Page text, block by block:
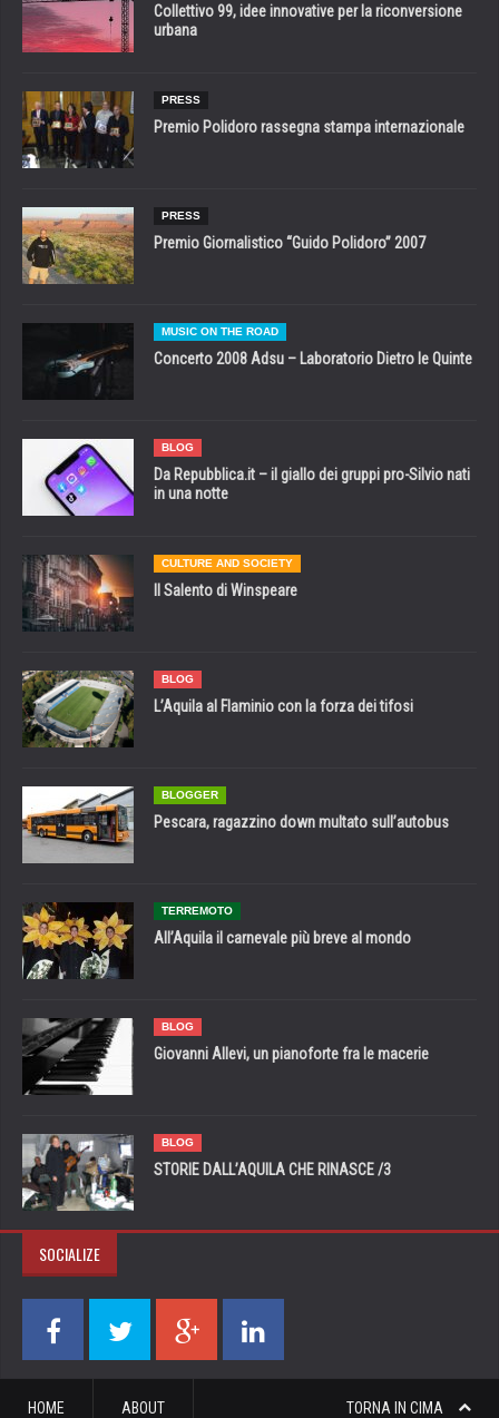
Collettivo 99, idee innovative per la riconversione
urbana
PRESS
Premio Polidoro rassegna stampa internazionale
PRESS
Premio Giornalistico “Guido Polidoro” 2007
MUSIC ON THE ROAD
Concerto 2008 Adsu – Laboratorio Dietro le Quinte
BLOG
Da Repubblica.it – il giallo dei gruppi pro-Silvio nati
in una notte
CULTURE AND SOCIETY
Il Salento di Winspeare
BLOG
L’Aquila al Flaminio con la forza dei tifosi
BLOGGER
Pescara, ragazzino down multato sull’autobus
TERREMOTO
All’Aquila il carnevale più breve al mondo
BLOG
Giovanni Allevi, un pianoforte fra le macerie
BLOG
STORIE DALL’AQUILA CHE RINASCE /3
SOCIALIZE
TORNA IN CIMA
HOME ABOUT